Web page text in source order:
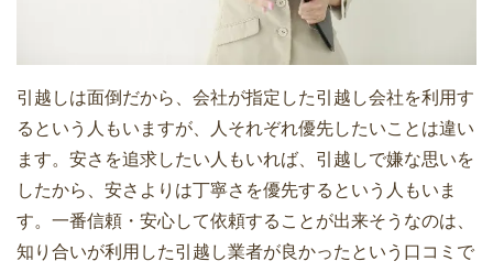
一人暮らしの引越しは荷物量で費用が変
引っ越し時の家電や家具は買わずとも借
りるか貰うかでもことは足りる
引越しは面倒だから、会社が指定した引越し会社を利用す
るという人もいますが、人それぞれ優先したいことは違い
ます。安さを追求したい人もいれば、引越しで嫌な思いを
したから、安さよりは丁寧さを優先するという人もいま
す。一番信頼・安心して依頼することが出来そうなのは、
知り合いが利用した引越し業者が良かったという口コミで